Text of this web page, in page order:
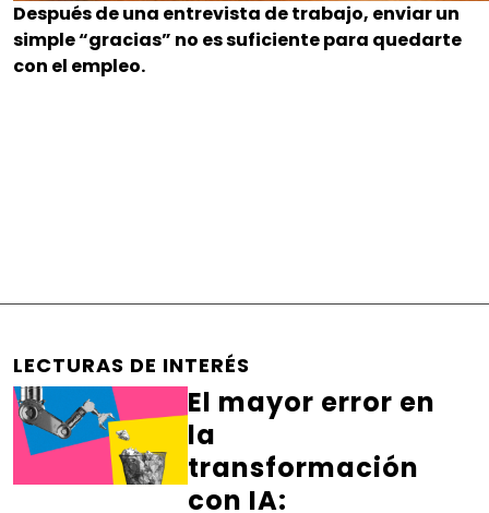
Después de una entrevista de trabajo, enviar un
simple “gracias” no es suficiente para quedarte
con el empleo.
LECTURAS DE INTERÉS
El mayor error en
la
transformación
con IA: